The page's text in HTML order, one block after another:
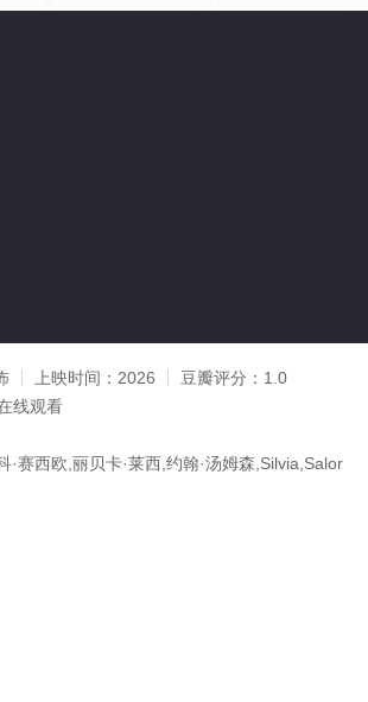
上映时间： 2026 豆瓣评分： 1.0
线观看
·赛西欧,丽贝卡·莱西,约翰·汤姆森,Silvia,Salor